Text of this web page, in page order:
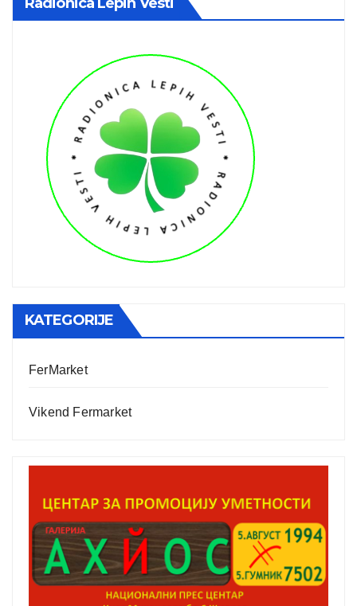
KATEGORIJE
FerMarket
Vikend Fermarket